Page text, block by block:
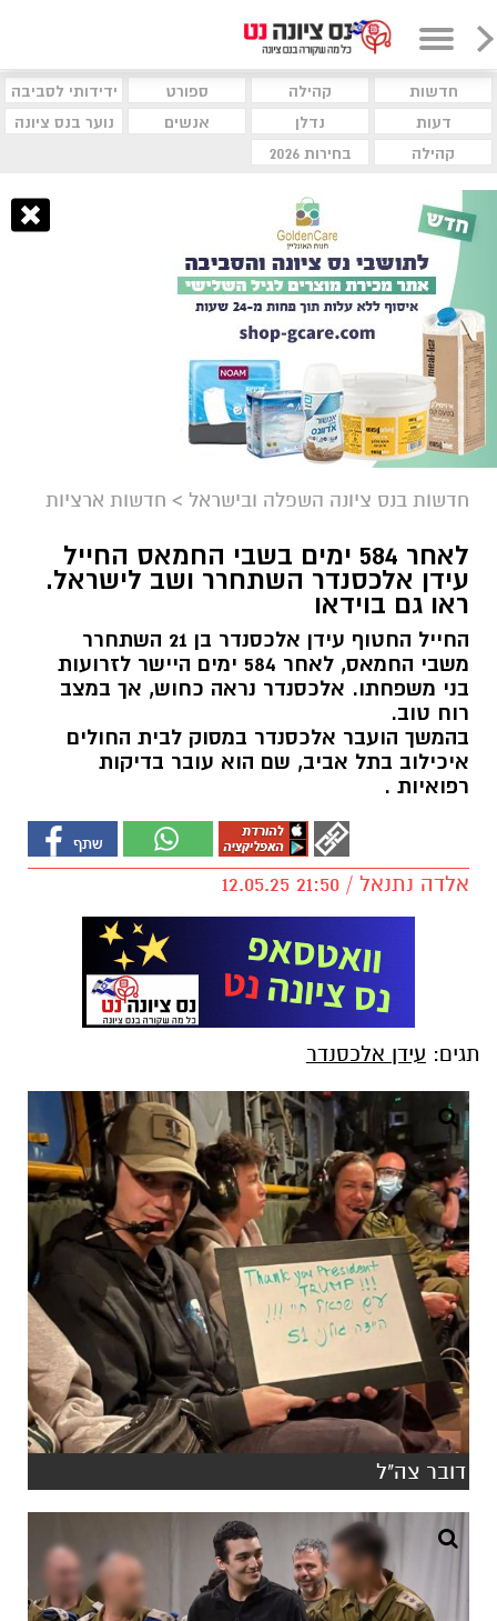
חדשות קהילה ספורט
ידידותי לסביבה
דעות
נדלן אנשים
נוער בנס ציונה
קהילה
בחירות 2026
חדשות בנס ציונה השפלה ובישראל > חדשות ארציות
לאחר 584 ימים בשבי החמאס החייל
עידן אלכסנדר השתחרר ושב לישראל.
ראו גם בוידאו
החייל החטוף עידן אלכסנדר בן 21 השתחרר
משבי החמאס, לאחר 584 ימים היישר לזרועות
בני משפחתו. אלכסנדר נראה כחוש, אך במצב
רוח טוב.
בהמשך הועבר אלכסנדר במסוק לבית החולים
איכילוב בתל אביב, שם הוא עובר בדיקות
רפואיות .
אלדה נתנאל / 21:50 12.05.25
תגים: עידן אלכסנדר
דובר צה"ל